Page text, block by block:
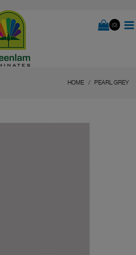
(0)
HOME PEARL GREY